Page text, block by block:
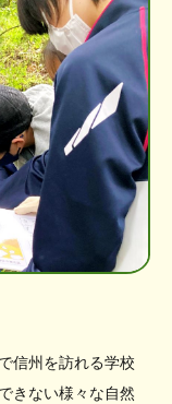
信州を訪れる学校
きない様々な自然